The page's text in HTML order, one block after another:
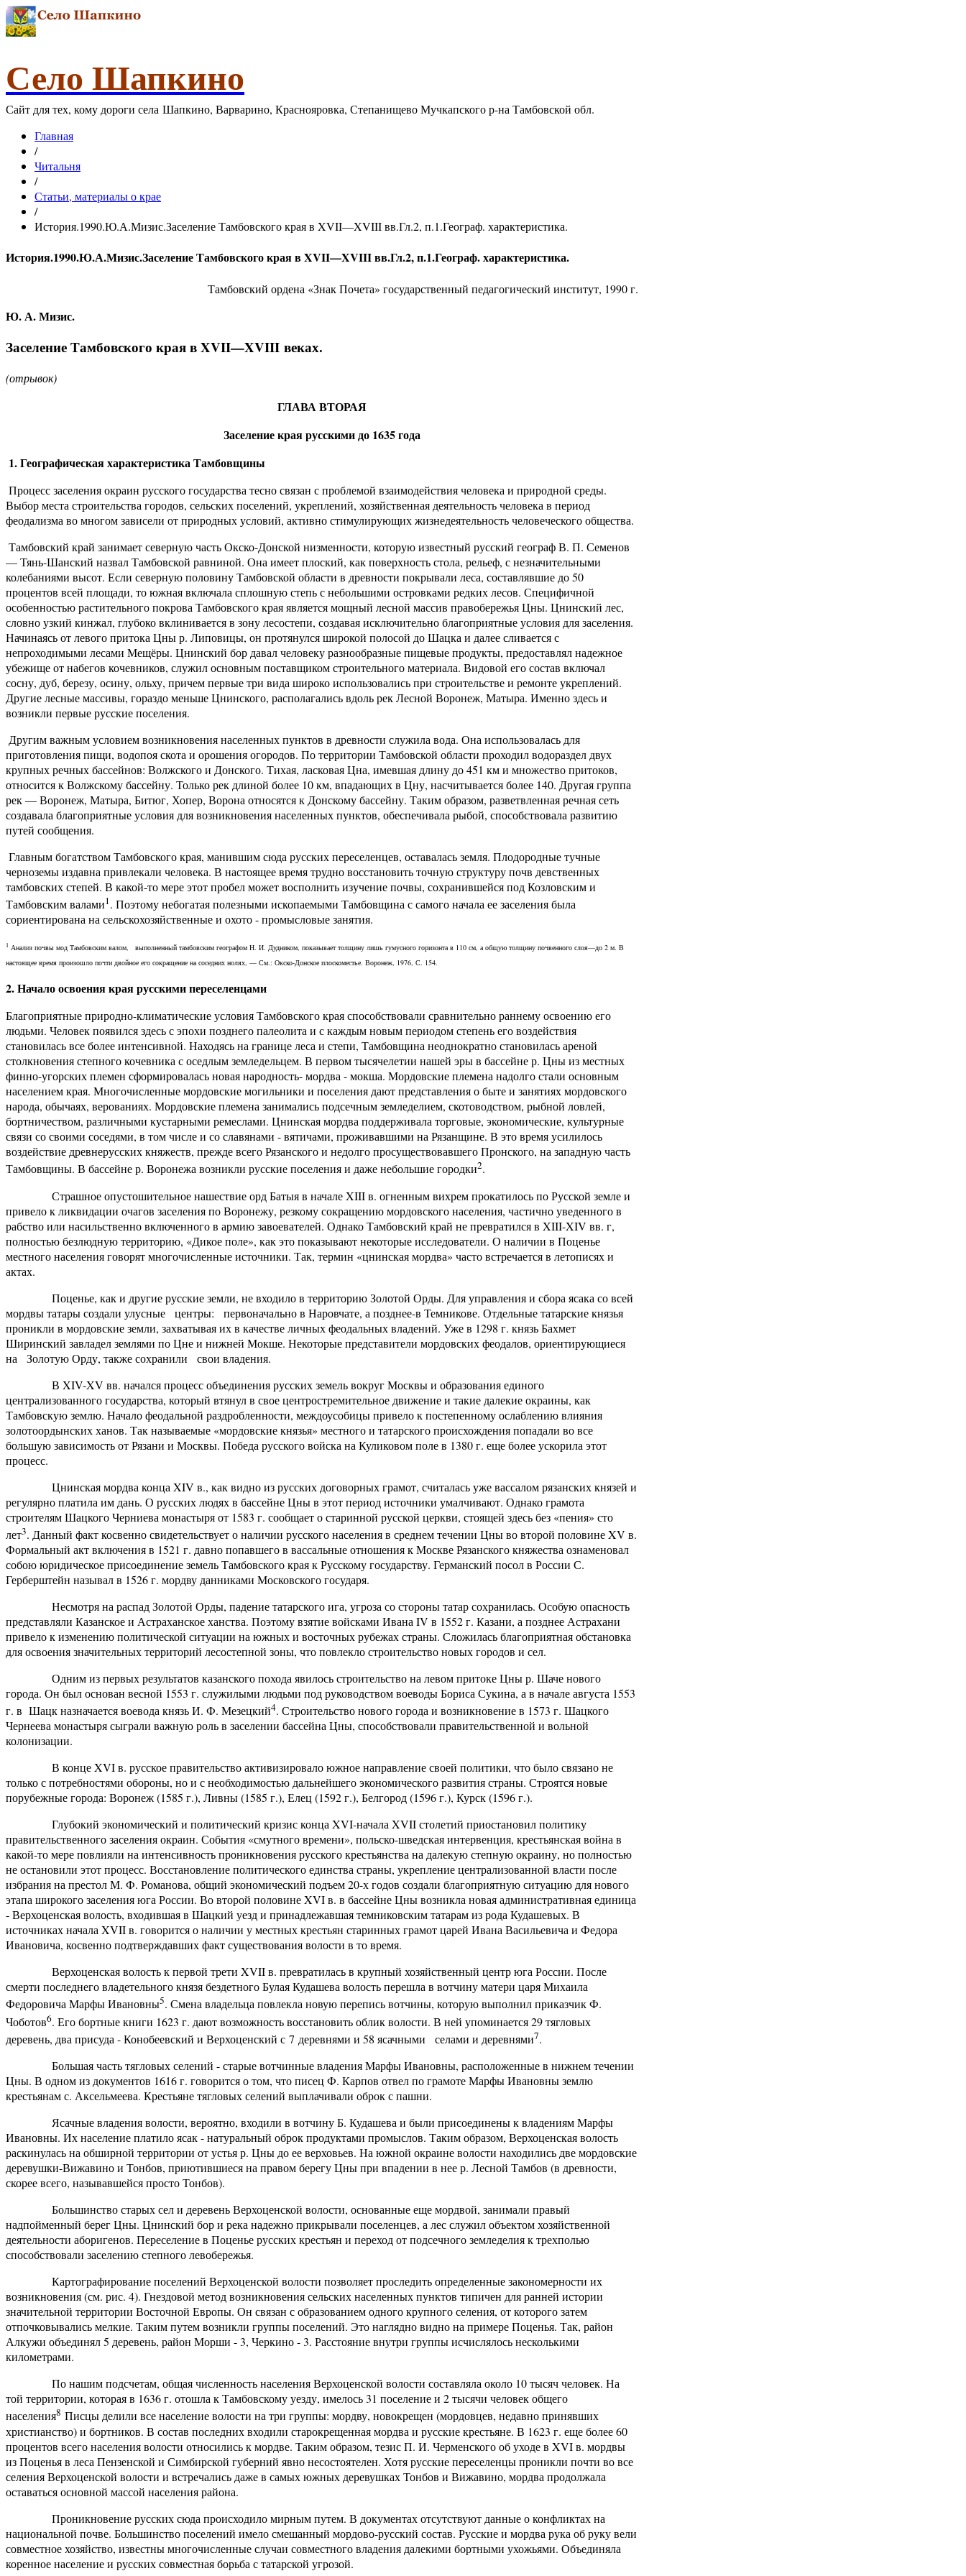
Село Шапкино
Сайт для тех, кому дороги села Шапкино, Варварино, Краснояровка, Степанищево Мучкапского р-на Тамбовской обл.
Главная
/
Читальня
/
Статьи, материалы о крае
/
История.1990.Ю.А.Мизис.Заселение Тамбовского края в XVII—XVIII вв.Гл.2, п.1.Географ. характеристика.
История.1990.Ю.А.Мизис.Заселение Тамбовского края в XVII—XVIII вв.Гл.2, п.1.Географ. характеристика.
Тамбовский ордена «Знак Почета» государственный педагогический институт, 1990 г.
Ю. А. Мизис.
Заселение Тамбовского края в XVII—XVIII веках.
(отрывок)
ГЛАВА ВТОРАЯ
Заселение края русскими до 1635 года
1. Географическая характеристика Тамбовщины
Процесс заселения окраин русского государства тесно связан с проблемой взаимодействия человека и природной среды.
Выбор места строительства городов, сельских поселений, укреплений, хозяйственная деятельность человека в период
феодализма во многом зависели от природных условий, активно стимулирующих жизнедеятельность человеческого общества.
Тамбовский край занимает северную часть Окско-Донской низменности, которую известный русский географ В. П. Семенов
— Тянь-Шанский назвал Тамбовской равниной. Она имеет плоский, как поверхность стола, рельеф, с незначительными
колебаниями высот. Если северную половину Тамбовской области в древности покрывали леса, составлявшие до 50
процентов всей площади, то южная включала сплошную степь с небольшими островками редких лесов. Специфичной
особенностью растительного покрова Тамбовского края является мощный лесной массив правобережья Цны. Цнинский лес,
словно узкий кинжал, глубоко вклинивается в зону лесостепи, создавая исключительно благоприятные условия для заселения.
Начинаясь от левого притока Цны р. Липовицы, он протянулся широкой полосой до Шацка и далее сливается с
непроходимыми лесами Мещёры. Цнинский бор давал человеку разнообразные пищевые продукты, предоставлял надежное
убежище от набегов кочевников, служил основным поставщиком строительного материала. Видовой его состав включал
сосну, дуб, березу, осину, ольху, причем первые три вида широко использовались при строительстве и ремонте укреплений.
Другие лесные массивы, гораздо меньше Цнинского, располагались вдоль рек Лесной Воронеж, Матыра. Именно здесь и
возникли первые русские поселения.
Другим важным условием возникновения населенных пунктов в древности служила вода. Она использовалась для
приготовления пищи, водопоя скота и орошения огородов. По территории Тамбовской области проходил водораздел двух
крупных речных бассейнов: Волжского и Донского. Тихая, ласковая Цна, имевшая длину до 451 км и множество притоков,
относится к Волжскому бассейну. Только рек длиной более 10 км, впадающих в Цну, насчитывается более 140. Другая группа
рек — Воронеж, Матыра, Битюг, Хопер, Ворона относятся к Донскому бассейну. Таким образом, разветвленная речная сеть
создавала благоприятные условия для возникновения населенных пунктов, обеспечивала рыбой, способствовала развитию
путей сообщения.
Главным богатством Тамбовского края, манившим сюда русских переселенцев, оставалась земля. Плодородные тучные
черноземы издавна привлекали человека. В настоящее время трудно восстановить точную структуру почв девственных
тамбовских степей. В какой-то мере этот пробел может восполнить изучение почвы, сохранившейся под Козловским и
Тамбовским валами1. Поэтому небогатая полезными ископаемыми Тамбовщина с самого начала ее заселения была
сориентирована на сельскохозяйственные и охото - промысловые занятия.
1 Анализ почвы мод Тамбовским валом, выполненный тамбовским географом Н. И. Дудником, показывает толщину лишь гумусного горизонта в 110 см, а общую толщину почвенного слоя—до 2 м. В
настоящее время произошло почти двойное его сокращение на соседних нолях, — См.: Окско-Донское плоскоместье. Воронеж, 1976, С. 154.
2. Начало освоения края русскими переселенцами
Благоприятные природно-климатические условия Тамбовского края способствовали сравнительно раннему освоению его
людьми. Человек появился здесь с эпохи позднего палеолита и с каждым новым периодом степень его воздействия
становилась все более интенсивной. Находясь на границе леса и степи, Тамбовщина неоднократно становилась ареной
столкновения степного кочевника с оседлым земледельцем. В первом тысячелетии нашей эры в бассейне р. Цны из местных
финно-угорских племен сформировалась новая народность- мордва - мокша. Мордовские племена надолго стали основным
населением края. Многочисленные мордовские могильники и поселения дают представления о быте и занятиях мордовского
народа, обычаях, верованиях. Мордовские племена занимались подсечным земледелием, скотоводством, рыбной ловлей,
бортничеством, различными кустарными ремеслами. Цнинская мордва поддерживала торговые, экономические, культурные
связи со своими соседями, в том числе и со славянами - вятичами, проживавшими на Рязанщине. В это время усилилось
воздействие древнерусских княжеств, прежде всего Рязанского и недолго просуществовавшего Пронского, на западную часть
Тамбовщины. В бассейне р. Воронежа возникли русские поселения и даже небольшие городки2.
Страшное опустошительное нашествие орд Батыя в начале XIII в. огненным вихрем прокатилось по Русской земле и
привело к ликвидации очагов заселения по Воронежу, резкому сокращению мордовского населения, частично уведенного в
рабство или насильственно включенного в армию завоевателей. Однако Тамбовский край не превратился в XIII-XIV вв. г,
полностью безлюдную территорию, «Дикое поле», как это показывают некоторые исследователи. О наличии в Поценье
местного населения говорят многочисленные источники. Так, термин «цнинская мордва» часто встречается в летописях и
актах.
Поценье, как и другие русские земли, не входило в территорию Золотой Орды. Для управления и сбора ясака со всей
мордвы татары создали улусные центры: первоначально в Наровчате, а позднее-в Темникове. Отдельные татарские князья
проникли в мордовские земли, захватывая их в качестве личных феодальных владений. Уже в 1298 г. князь Бахмет
Ширинский завладел землями по Цне и нижней Мокше. Некоторые представители мордовских феодалов, ориентирующиеся
на Золотую Орду, также сохранили свои владения.
В XIV-XV вв. начался процесс объединения русских земель вокруг Москвы и образования единого
централизованного государства, который втянул в свое центростремительное движение и такие далекие окраины, как
Тамбовскую землю. Начало феодальной раздробленности, междоусобицы привело к постепенному ослаблению влияния
золотоордынских ханов. Так называемые «мордовские князья» местного и татарского происхождения попадали во все
большую зависимость от Рязани и Москвы. Победа русского войска на Куликовом поле в 1380 г. еще более ускорила этот
процесс.
Цнинская мордва конца XIV в., как видно из русских договорных грамот, считалась уже вассалом рязанских князей и
регулярно платила им дань. О русских людях в бассейне Цны в этот период источники умалчивают. Однако грамота
строителям Шацкого Черниева монастыря от 1583 г. сообщает о старинной русской церкви, стоящей здесь без «пения» сто
лет3. Данный факт косвенно свидетельствует о наличии русского населения в среднем течении Цны во второй половине XV в.
Формальный акт включения в 1521 г. давно попавшего в вассальные отношения к Москве Рязанского княжества ознаменовал
собою юридическое присоединение земель Тамбовского края к Русскому государству. Германский посол в России С.
Герберштейн называл в 1526 г. мордву данниками Московского государя.
Несмотря на распад Золотой Орды, падение татарского ига, угроза со стороны татар сохранилась. Особую опасность
представляли Казанское и Астраханское ханства. Поэтому взятие войсками Ивана IV в 1552 г. Казани, а позднее Астрахани
привело к изменению политической ситуации на южных и восточных рубежах страны. Сложилась благоприятная обстановка
для освоения значительных территорий лесостепной зоны, что повлекло строительство новых городов и сел.
Одним из первых результатов казанского похода явилось строительство на левом притоке Цны р. Шаче нового
города. Он был основан весной 1553 г. служилыми людьми под руководством воеводы Бориса Сукина, а в начале августа 1553
г. в Шацк назначается воевода князь И. Ф. Мезецкий4. Строительство нового города и возникновение в 1573 г. Шацкого
Чернеева монастыря сыграли важную роль в заселении бассейна Цны, способствовали правительственной и вольной
колонизации.
В конце XVI в. русское правительство активизировало южное направление своей политики, что было связано не
только с потребностями обороны, но и с необходимостью дальнейшего экономического развития страны. Строятся новые
порубежные города: Воронеж (1585 г.), Ливны (1585 г.), Елец (1592 г.), Белгород (1596 г.), Курск (1596 г.).
Глубокий экономический и политический кризис конца XVI-начала XVII столетий приостановил политику
правительственного заселения окраин. События «смутного времени», польско-шведская интервенция, крестьянская война в
какой-то мере повлияли на интенсивность проникновения русского крестьянства на далекую степную окраину, но полностью
не остановили этот процесс. Восстановление политического единства страны, укрепление централизованной власти после
избрания на престол М. Ф. Романова, общий экономический подъем 20-х годов создали благоприятную ситуацию для нового
этапа широкого заселения юга России. Во второй половине XVI в. в бассейне Цны возникла новая административная единица
- Верхоценская волость, входившая в Шацкий уезд и принадлежавшая темниковским татарам из рода Кудашевых. В
источниках начала XVII в. говорится о наличии у местных крестьян старинных грамот царей Ивана Васильевича и Федора
Ивановича, косвенно подтверждавших факт существования волости в то время.
Верхоценская волость к первой трети XVII в. превратилась в крупный хозяйственный центр юга России. После
смерти последнего владетельного князя бездетного Булая Кудашева волость перешла в вотчину матери царя Михаила
Федоровича Марфы Ивановны5. Смена владельца повлекла новую перепись вотчины, которую выполнил приказчик Ф.
Чоботов6. Его бортные книги 1623 г. дают возможность восстановить облик волости. В ней упоминается 29 тягловых
деревень, два присуда - Конобеевский и Верхоценский с 7 деревнями и 58 ясачными селами и деревнями7.
Большая часть тягловых селений - старые вотчинные владения Марфы Ивановны, расположенные в нижнем течении
Цны. В одном из документов 1616 г. говорится о том, что писец Ф. Карпов отвел по грамоте Марфы Ивановны землю
крестьянам с. Аксельмеева. Крестьяне тягловых селений выплачивали оброк с пашни.
Ясачные владения волости, вероятно, входили в вотчину Б. Кудашева и были присоединены к владениям Марфы
Ивановны. Их население платило ясак - натуральный оброк продуктами промыслов. Таким образом, Верхоценская волость
раскинулась на обширной территории от устья р. Цны до ее верховьев. На южной окраине волости находились две мордовские
деревушки-Вижавино и Тонбов, приютившиеся на правом берегу Цны при впадении в нее р. Лесной Тамбов (в древности,
скорее всего, называвшейся просто Тонбов).
Большинство старых сел и деревень Верхоценской волости, основанные еще мордвой, занимали правый
надпойменный берег Цны. Цнинский бор и река надежно прикрывали поселенцев, а лес служил объектом хозяйственной
деятельности аборигенов. Переселение в Поценье русских крестьян и переход от подсечного земледелия к трехполью
способствовали заселению степного левобережья.
Картографирование поселений Верхоценской волости позволяет проследить определенные закономерности их
возникновения (см. рис. 4). Гнездовой метод возникновения сельских населенных пунктов типичен для ранней истории
значительной территории Восточной Европы. Он связан с образованием одного крупного селения, от которого затем
отпочковывались мелкие. Таким путем возникли группы поселений. Это наглядно видно на примере Поценья. Так, район
Алкужи объединял 5 деревень, район Морши - 3, Черкино - 3. Расстояние внутри группы исчислялось несколькими
километрами.
По нашим подсчетам, общая численность населения Верхоценской волости составляла около 10 тысяч человек. На
той территории, которая в 1636 г. отошла к Тамбовскому уезду, имелось 31 поселение и 2 тысячи человек общего
населения8 Писцы делили все население волости на три группы: мордву, новокрещен (мордовцев, недавно принявших
христианство) и бортников. В состав последних входили старокрещенная мордва и русские крестьяне. В 1623 г. еще более 60
процентов всего населения волости относились к мордве. Таким образом, тезис П. И. Черменского об уходе в XVI в. мордвы
из Поценья в леса Пензенской и Симбирской губерний явно несостоятелен. Хотя русские переселенцы проникли почти во все
селения Верхоценской волости и встречались даже в самых южных деревушках Тонбов и Вижавино, мордва продолжала
оставаться основной массой населения района.
Проникновение русских сюда происходило мирным путем. В документах отсутствуют данные о конфликтах на
национальной почве. Большинство поселений имело смешанный мордово-русский состав. Русские и мордва рука об руку вели
совместное хозяйство, известны многочисленные случаи совместного владения далекими бортными ухожьями. Объединяла
коренное население и русских совместная борьба с татарской угрозой.